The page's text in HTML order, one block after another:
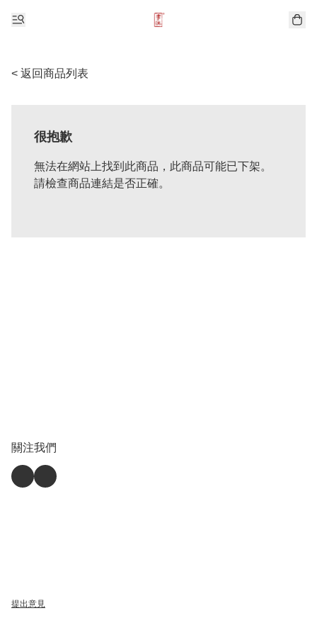
< 返回商品列表
很抱歉
無法在網站上找到此商品，此商品可能已下架。
請檢查商品連結是否正確。
關注我們
提出意見